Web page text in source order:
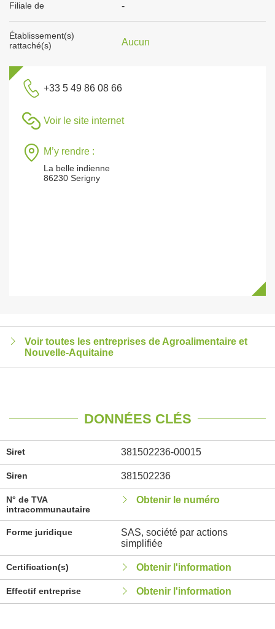
Filiale de -
Établissement(s)
rattaché(s)
Aucun
+33 5 49 86 08 66
Voir le site internet
M’y rendre :
La belle indienne
86230 Serigny
Voir toutes les entreprises de Agroalimentaire et
Nouvelle-Aquitaine
DONNÉES CLÉS
Siret 381502236-00015
Siren 381502236
N° de TVA
intracommunautaire
Obtenir le numéro
Forme juridique
SAS, société par actions
simplifiée
Certification(s) Obtenir l'information
Effectif entreprise Obtenir l'information